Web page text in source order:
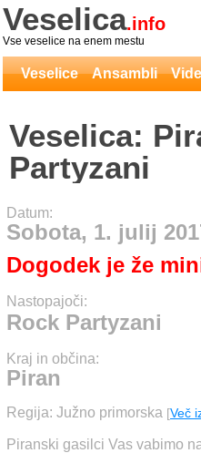
Veselica.info
Vse veselice na enem mestu
Veselice Ansambli
Veselica:
Partyzani
Datum:
Sobota, 1. julij
Dogodek je že
Nastopajoči:
Rock Partyzani
Kraj in občina:
Piran
Regija: Južno primorska [Več
Piranski gasilci Vas vabimo